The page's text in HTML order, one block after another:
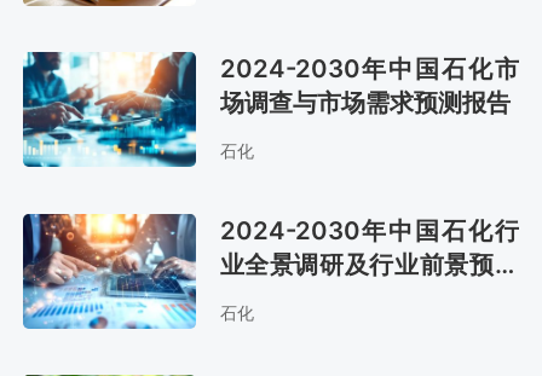
2024-2030年中国石化市
场调查与市场需求预测报告
石化
2024-2030年中国石化行
业全景调研及行业前景预测
石化